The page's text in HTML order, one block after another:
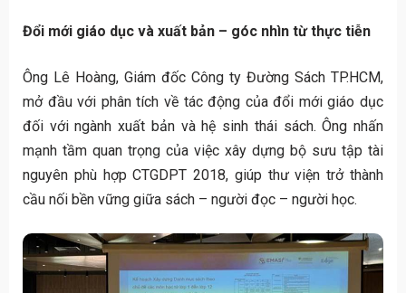
Đổi mới giáo dục và xuất bản – góc nhìn từ thực tiễn
Ông Lê Hoàng, Giám đốc Công ty Đường Sách TP.HCM,
mở đầu với phân tích về tác động của đổi mới giáo dục
đối với ngành xuất bản và hệ sinh thái sách. Ông nhấn
mạnh tầm quan trọng của việc xây dựng bộ sưu tập tài
nguyên phù hợp CTGDPT 2018, giúp thư viện trở thành
cầu nối bền vững giữa sách – người đọc – người học.